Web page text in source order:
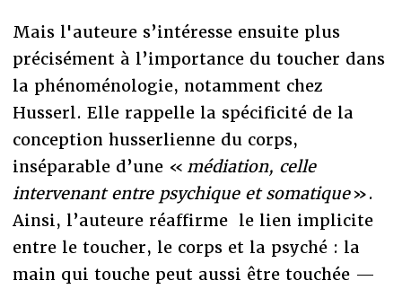
Mais l'auteure s’intéresse ensuite plus
précisément à l’importance du toucher dans
la phénoménologie, notamment chez
Husserl. Elle rappelle la spécificité de la
conception husserlienne du corps,
inséparable d’une « médiation, celle
intervenant entre psychique et somatique».
Ainsi, l’auteure réaffirme le lien implicite
entre le toucher, le corps et la psyché : la
main qui touche peut aussi être touchée —